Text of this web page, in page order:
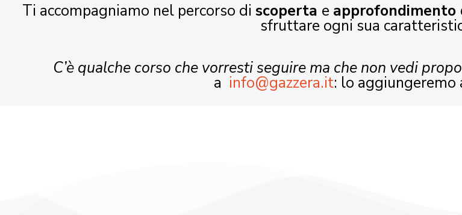
Ti accompagniamo nel percorso di scoperta e approfondimento
sfruttare ogni sua
C’è qualche corso che vorresti seguire ma che non vedi
a info@gazzera.it: lo